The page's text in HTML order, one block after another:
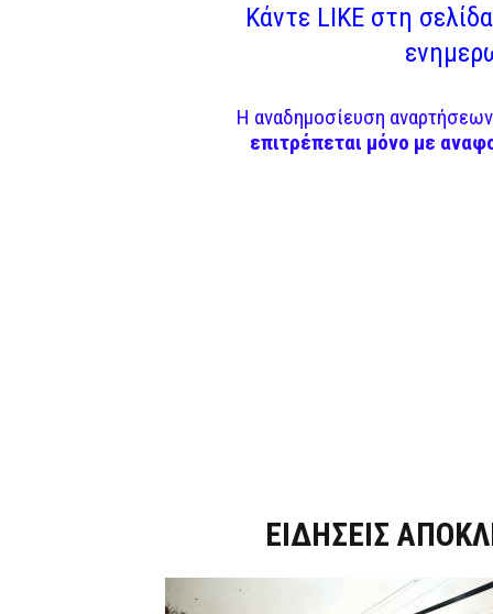
Κάντε LIKE στη
Η αναδημοσίευση
επιτρέπεται μόνο με
ΕΙΔΗΣΕΙΣ